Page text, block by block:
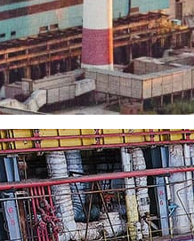
ISO 9001,